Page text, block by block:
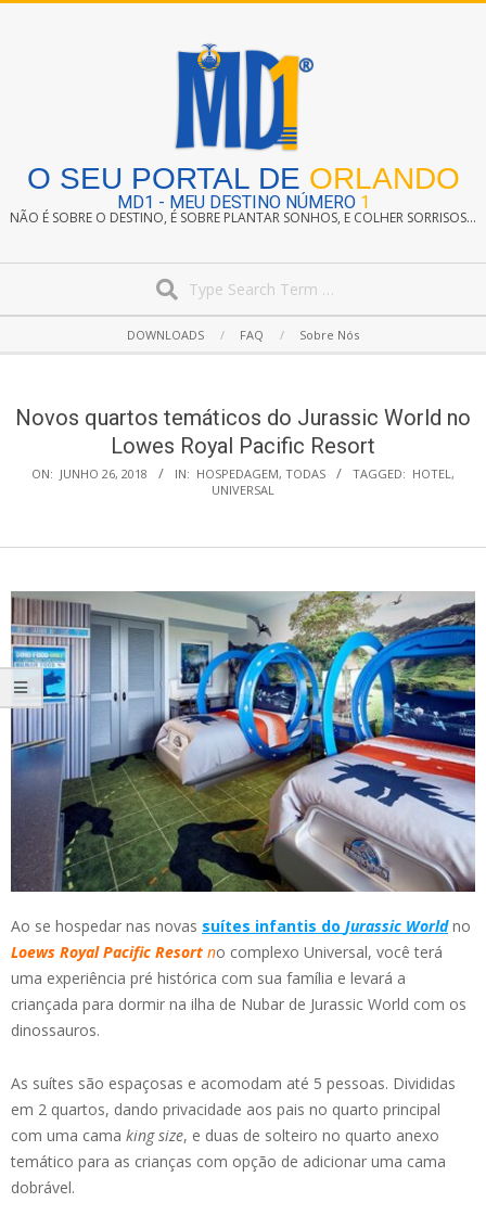
O SEU PORTAL DE ORLANDO
MD1 - MEU DESTINO NÚMERO 1
NÃO É SOBRE O DESTINO, É SOBRE PLANTAR SONHOS, E COLHER SORRISOS...
Navigation
DOWNLOADS FAQ Sobre Nós
Novos quartos temáticos do Jurassic World no
Lowes Royal Pacific Resort
ON: JUNHO 26, 2018 IN: HOSPEDAGEM, TODAS TAGGED: HOTEL,
UNIVERSAL
Ao se hospedar nas novas suítes infantis do Jurassic Worldno
Loews Royal Pacific Resort no complexo Universal, você terá
uma experiência pré histórica com sua família e levará a
criançada para dormir na ilha de Nubar de Jurassic World com os
dinossauros.
As suítes são espaçosas e acomodam até 5 pessoas. Divididas
em 2 quartos, dando privacidade aos pais no quarto principal
com uma cama king size, e duas de solteiro no quarto anexo
temático para as crianças com opção de adicionar uma cama
dobrável.